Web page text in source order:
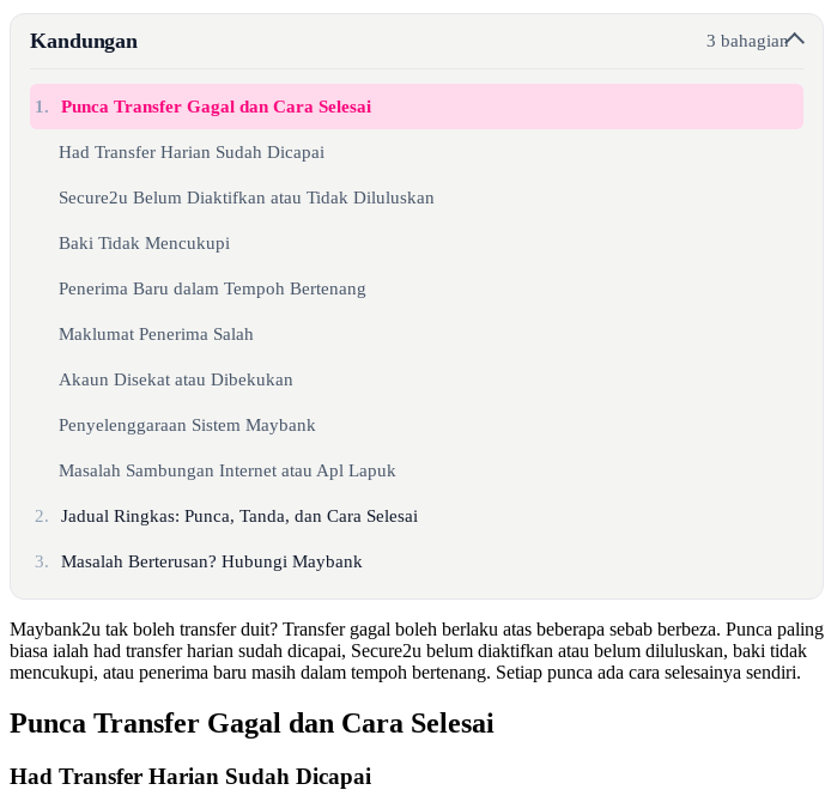
Kandungan 3 bahagian
1. Punca Transfer Gagal dan Cara Selesai
Had Transfer Harian Sudah Dicapai
Secure2u Belum Diaktifkan atau Tidak Diluluskan
Baki Tidak Mencukupi
Penerima Baru dalam Tempoh Bertenang
Maklumat Penerima Salah
Akaun Disekat atau Dibekukan
Penyelenggaraan Sistem Maybank
Masalah Sambungan Internet atau Apl Lapuk
2. Jadual Ringkas: Punca, Tanda, dan Cara Selesai
3. Masalah Berterusan? Hubungi Maybank
Maybank2u tak boleh transfer duit? Transfer gagal boleh berlaku atas beberapa sebab berbeza. Punca paling
biasa ialah had transfer harian sudah dicapai, Secure2u belum diaktifkan atau belum diluluskan, baki tidak
mencukupi, atau penerima baru masih dalam tempoh bertenang. Setiap punca ada cara selesainya sendiri.
Punca Transfer Gagal dan Cara Selesai
Had Transfer Harian Sudah Dicapai